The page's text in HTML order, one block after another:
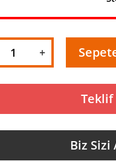
Biz Sizi